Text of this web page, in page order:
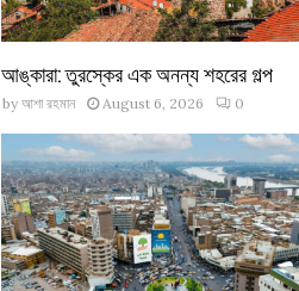
আঙ্কারা: তুরস্কের এক অনন্য শহরের গল্প
by আশা রহমান August 6, 2026 0